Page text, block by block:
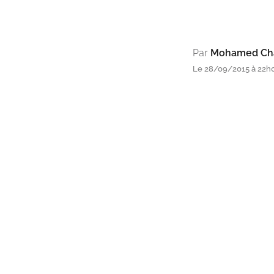
Par Mohamed
Le 28/09/2015 à